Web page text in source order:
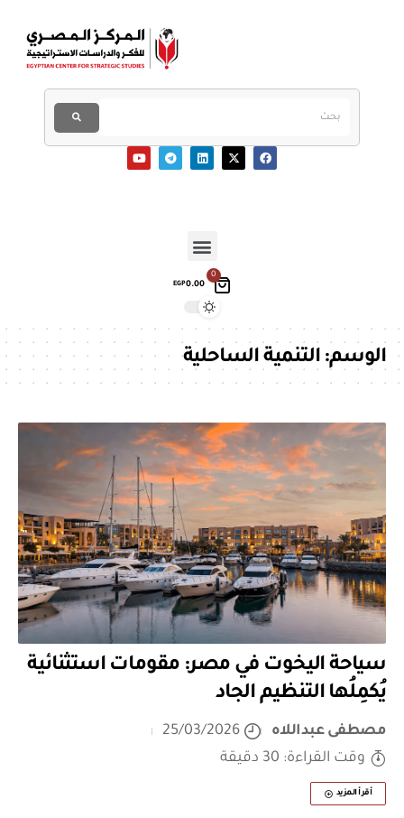
0
EGP0.00
الوسم:التنمية الساحلية
سياحة اليخوت في مصر: مقومات استثنائية
يُكمِلُها التنظيم الجاد
مصطفى عبداللاه
25/03/2026
وقت القراءة: 30 دقيقة
أقرأ المزيد